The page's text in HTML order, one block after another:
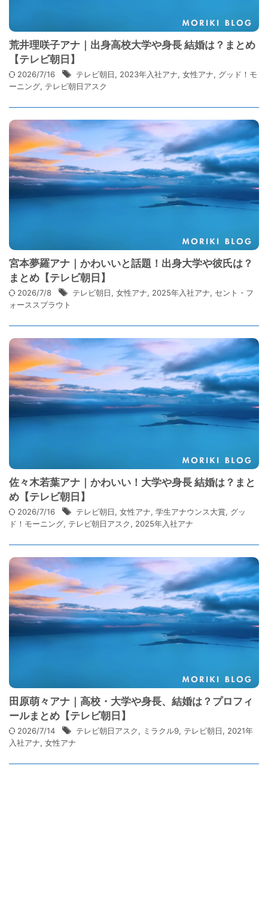
荒井理咲子アナ｜出身高校大学や身長 結婚は？まとめ
【テレビ朝日】
2026/7/16 テレビ朝日, 2023年入社アナ, 女性アナ, グッド！モ
ーニング, テレビ朝日アスク
宮本夢羅アナ｜かわいいと話題！出身大学や彼氏は？
まとめ【テレビ朝日】
2026/7/8 テレビ朝日, 女性アナ, 2025年入社アナ, セント・フ
ォーススプラウト
佐々木若葉アナ｜かわいい！大学や身長 結婚は？まと
め【テレビ朝日】
2026/7/16 テレビ朝日, 女性アナ, 学生アナウンス大賞, グッ
ド！モーニング, テレビ朝日アスク, 2025年入社アナ
田原萌々アナ｜高校・大学や身長、結婚は？プロフィ
ールまとめ【テレビ朝日】
2026/7/14 テレビ朝日アスク, ミラクル9, テレビ朝日, 2021年
入社アナ, 女性アナ